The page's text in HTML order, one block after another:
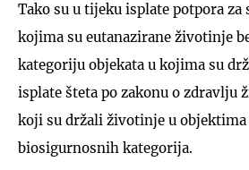
Tako su u tijeku isplate potpora za
kojima su eutanazirane životinje
kategoriju objekata u kojima su
isplate šteta po zakonu o zdravlju
koji su držali životinje u
biosigurnosnih kategorija.